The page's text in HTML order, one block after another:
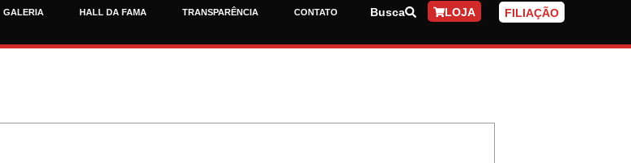
GALERIA HALL DA FAMA TRANSPARÊNCIA CONTATO Busca LOJA FILIAÇÃO